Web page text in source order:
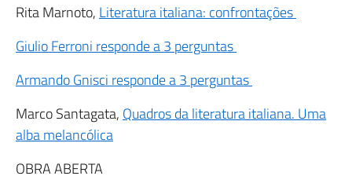
Rita Marnoto, Literatura italiana: confrontações
Giulio Ferroni responde a 3 perguntas
Armando Gnisci responde a 3 perguntas
Marco Santagata, Quadros da literatura italiana. Uma
alba melancólica
OBRA ABERTA